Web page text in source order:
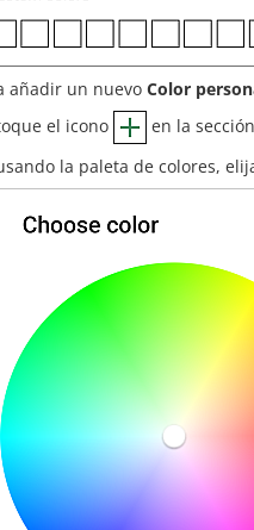
añadir un nuevo Color
el icono
en la sección
la paleta de colores,